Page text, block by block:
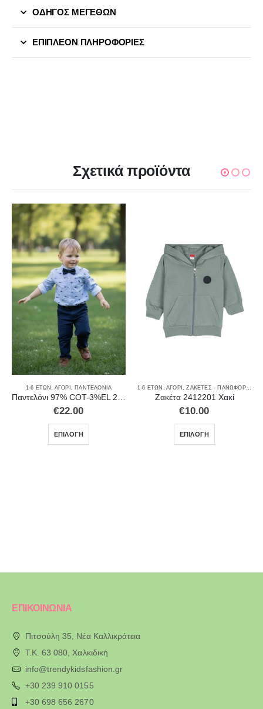
ΟΔΗΓΟΣ ΜΕΓΕΘΩΝ
ΕΠΙΠΛΈΟΝ ΠΛΗΡΟΦΟΡΊΕΣ
Σχετικά προϊόντα
1-6 ΕΤΏΝ ΑΓΌΡΙ ΠΑΝΤΕΛΌΝΙΑ
€22.00
ΕΠΙΛΟΓΉ
1-6 ΕΤΏΝ ,ΑΓΌΡΙ ,ΖΑΚΈΤΕΣ - ΠΑΝΩΦΌΡΙΑ
Ζακέτα 2412201 Χακί
€10.00
ΕΠΙΛΟΓΉ
ΕΠΙΚΟΙΝΩΝΙΑ
Πιτσούλη 35, Νέα Καλλικράτεια
T.K. 63 080, Χαλκιδική
info@trendykidsfashion.gr
+30 239 910 0155
+30 698 656 2670